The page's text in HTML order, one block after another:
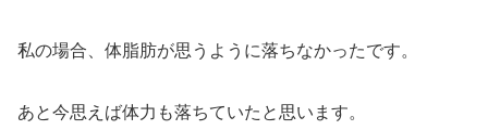
私の場合、体脂肪が思うように落ちなかったです。
あと今思えば体力も落ちていたと思います。